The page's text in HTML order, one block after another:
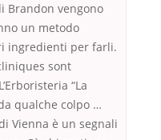
Brandon vengono
un metodo
ingredienti per farli.
sont
“La
qualche colpo …
Vienna è un segnali